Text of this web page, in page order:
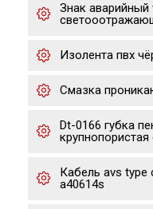
Знак
Изолента пвх
Cмазка
Dt-0166 губка
Кабель avs type
a40614s